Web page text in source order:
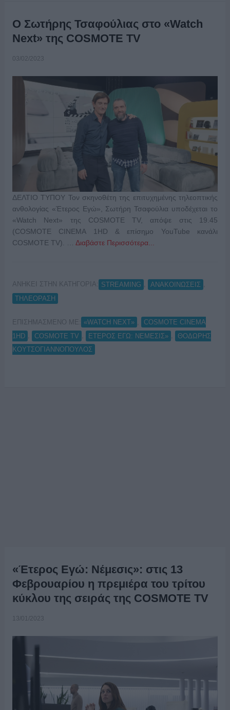
Ο Σωτήρης Τσαφούλιας στο «Watch
Next» της COSMOTE TV
03/02/2023
ΔΕΛΤΙΟ ΤΥΠΟΥ Τον σκηνοθέτη της επιτυχημένης τηλεοπτικής
ανθολογίας «Έτερος Εγώ», Σωτήρη Τσαφούλια υποδέχεται το
«Watch Next» της COSMOTE TV, απόψε στις 19.45
(COSMOTE CINEMA 1HD & επίσημο YouTube κανάλι
COSMOTE TV). … Διαβάστε Περισσότερα...
ΑΝΗΚΕΙ ΣΤΗΝ ΚΑΤΗΓΟΡΙΑ: STREAMING ΑΝΑΚΟΙΝΩΣΕΙΣ
ΤΗΛΕΟΡΑΣΗ
ΕΠΙΣΗΜΑΣΜΕΝΟ ΜΕ: «WATCH NEXT»
COSMOTE CINEMA
1HD
COSMOTE TV ΕΤΕΡΟΣ ΕΓΩ: ΝΕΜΕΣΙΣ»
ΘΟΔΩΡΗΣ
ΚΟΥΤΣΟΓΙΑΝΝΟΠΟΥΛΟΣ
«Έτερος Εγώ: Νέμεσις»: στις 13
Φεβρουαρίου η πρεμιέρα του τρίτου
κύκλου της σειράς της COSMOTE TV
13/01/2023